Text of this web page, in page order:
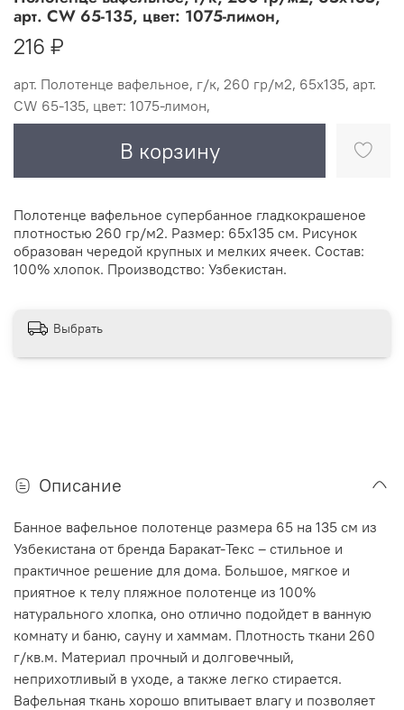
арт. Полотенце вафельное, г/к, 260 гр/м2, 65х135, арт.
CW 65-135, цвет: 1075-лимон,
арт. CW 65-135, цвет: 1075-лимон,
216 ₽
В корзину
Полотенце вафельное супербанное гладкокрашеное
плотностью 260 гр/м2. Размер: 65х135 см. Рисунок
образован чередой крупных и мелких ячеек. Состав:
100% хлопок. Производство: Узбекистан.
Выбрать
Описание
Банное вафельное полотенце размера 65 на 135 см из
Узбекистана от бренда Баракат-Текс – стильное и
практичное решение для дома. Большое, мягкое и
приятное к телу пляжное полотенце из 100%
натурального хлопка, оно отлично подойдет в ванную
комнату и баню, сауну и хаммам. Плотность ткани 260
г/кв.м. Материал прочный и долговечный,
неприхотливый в уходе, а также легко стирается.
Вафельная ткань хорошо впитывает влагу и позволяет